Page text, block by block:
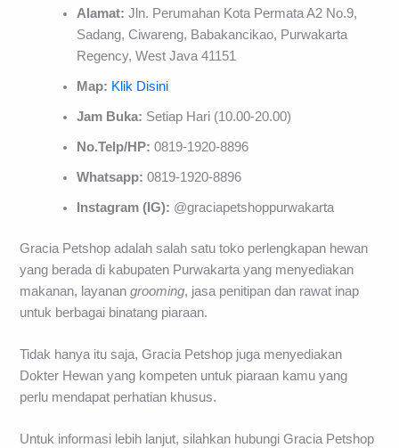
Alamat:Jln. Perumahan Kota Permata A2 No.9,
Sadang, Ciwareng, Babakancikao, Purwakarta
Regency, West Java 41151
Map: Klik Disini
Jam Buka: Setiap Hari (10.00-20.00)
No.Telp/HP:0819-1920-8896
Whatsapp:0819-1920-8896
Instagram (IG): @graciapetshoppurwakarta
Gracia Petshop adalah salah satu toko perlengkapan hewan
yang berada di kabupaten Purwakarta yang menyediakan
makanan, layanangrooming, jasa penitipan dan rawat inap
untuk berbagai binatang piaraan.
Tidak hanya itu saja, Gracia Petshop juga menyediakan
Dokter Hewan yang kompeten untuk piaraan kamu yang
perlu mendapat perhatian khusus.
Untuk informasi lebih lanjut, silahkan hubungi Gracia Petshop